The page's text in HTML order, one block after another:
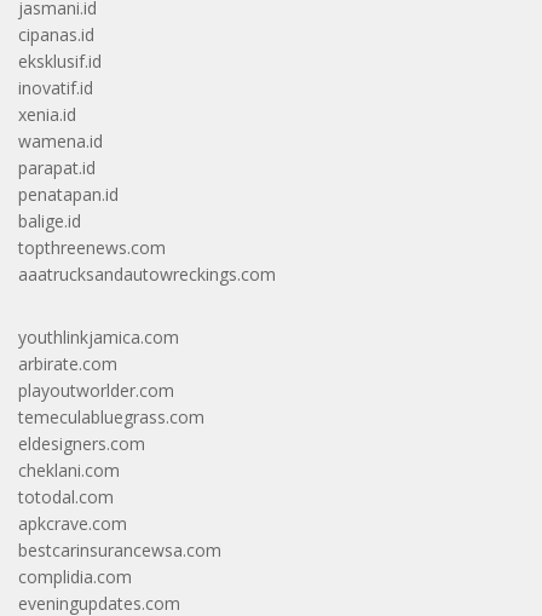
jasmani.id
cipanas.id
eksklusif.id
inovatif.id
xenia.id
wamena.id
parapat.id
penatapan.id
balige.id
topthreenews.com
aaatrucksandautowreckings.com
youthlinkjamica.com
arbirate.com
playoutworlder.com
temeculabluegrass.com
eldesigners.com
cheklani.com
totodal.com
apkcrave.com
bestcarinsurancewsa.com
complidia.com
eveningupdates.com